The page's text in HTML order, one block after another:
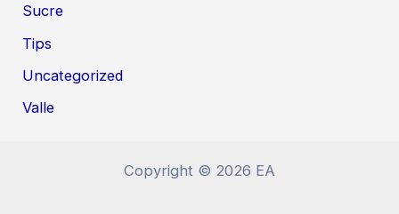
Sucre
Tips
Uncategorized
Valle
Copyright © 2026 EA